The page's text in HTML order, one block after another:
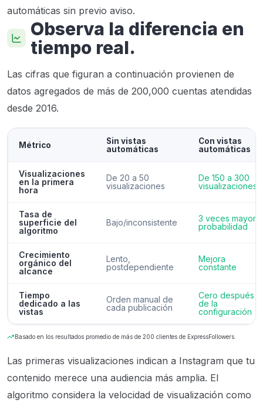
automáticas sin previo aviso.
Observa la diferencia en
tiempo real.
Las cifras que figuran a continuación provienen de
datos agregados de más de 200,000 cuentas atendidas
desde 2016.
Métrico
Sin vistas
automáticas
Con vistas
automáticas
Visualizaciones
en la primera
hora
De 20 a 50
visualizaciones
De 150 a 300
visualizaciones
Tasa de
superficie del
algoritmo
Bajo/inconsistente
3 veces mayor
probabilidad
Crecimiento
orgánico del
alcance
Lento,
postdependiente
Mejora
constante
Tiempo
dedicado a las
vistas
Orden manual de
cada publicación
Cero después
de la
configuración
Basado en los resultados promedio de más de 200 clientes de ExpressFollowers.
Las primeras visualizaciones indican a Instagram que tu
contenido merece una audiencia más amplia. El
algoritmo considera la velocidad de visualización como